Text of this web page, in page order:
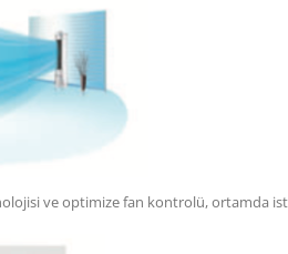
ve optimize fan kontrolü, ortamda